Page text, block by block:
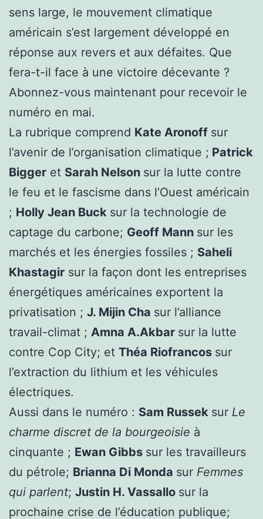
sens large, le mouvement climatique
américain s’est largement développé en
réponse aux revers et aux défaites. Que
fera-t-il face à une victoire décevante ?
Abonnez-vous maintenant pour recevoir le
numéro en mai.
La rubrique comprend Kate Aronoff sur
l’avenir de l’organisation climatique ; Patrick
Bigger et Sarah Nelson sur la lutte contre
le feu et le fascisme dans l’Ouest américain
; Holly Jean Buck sur la technologie de
captage du carbone; Geoff Mann sur les
marchés et les énergies fossiles ; Saheli
Khastagir sur la façon dont les entreprises
énergétiques américaines exportent la
privatisation ; J. Mijin Cha sur l’alliance
travail-climat ; Amna A.Akbar sur la lutte
contre Cop City; et Théa Riofrancos sur
l’extraction du lithium et les véhicules
électriques.
Aussi dans le numéro : Sam Russek sur Le
charme discret de la bourgeoisie à
cinquante ; Ewan Gibbs sur les travailleurs
du pétrole; Brianna Di Monda sur Femmes
qui parlent; Justin H. Vassallo sur la
prochaine crise de l’éducation publique;